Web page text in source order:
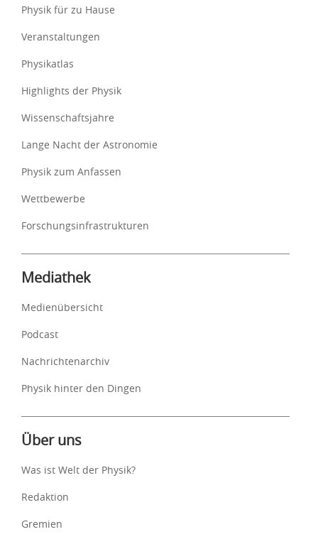
Physik für zu Hause
Veranstaltungen
Physikatlas
Highlights der Physik
Wissenschaftsjahre
Lange Nacht der Astronomie
Physik zum Anfassen
Wettbewerbe
Forschungsinfrastrukturen
Mediathek
Medienübersicht
Podcast
Nachrichtenarchiv
Physik hinter den Dingen
Über uns
Was ist Welt der Physik?
Redaktion
Gremien